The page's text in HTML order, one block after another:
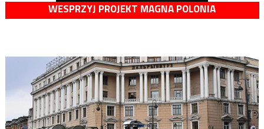
WESPRZYJ PROJEKT MAGNA POLONIA